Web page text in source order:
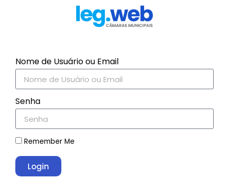
Nome de Usuário ou Email
Senha
Remember Me
Login